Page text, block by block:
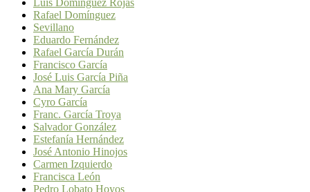
Rafael Domínguez
Sevillano
Eduardo Fernández
Rafael García Durán
Francisco García
José Luis García Piña
Ana Mary García
Cyro García
Franc. García Troya
Salvador González
Estefanía Hernández
José Antonio Hinojos
Carmen Izquierdo
Francisca León
Pedro Lobato Hoyos